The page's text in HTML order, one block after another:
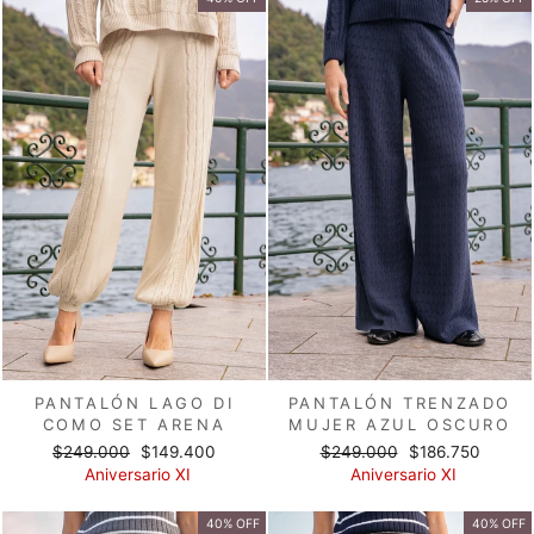
PANTALÓN LAGO DI
COMO SET ARENA
Precio
habitual
$249.000
Precio
de
$149.400
Aniversario XI
PANTALÓN TRENZADO
MUJER AZUL OSCURO
Precio
habitual
$249.000
Precio
de
$186.750
Aniversario XI
40% OFF 40% OFF